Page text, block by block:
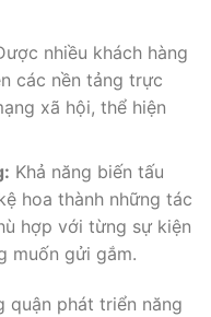
nhiều khách hàng
các nền tảng trực
xã hội, thể hiện
Khả năng biến tấu
hoa thành những tác
hợp với từng sự kiện
muốn gửi gắm.
quận phát triển năng